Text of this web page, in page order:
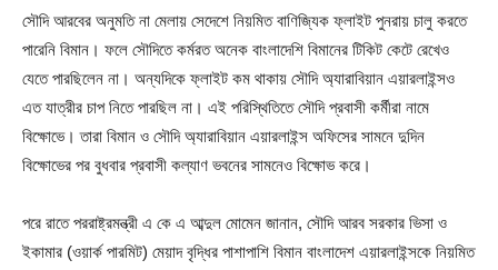
সৌদি আরবের অনুমতি না মেলায় সেদেশে নিয়মিত বাণিজ্যিক ফ্লাইট পুনরায় চালু করতে
পারেনি বিমান। ফলে সৌদিতে কর্মরত অনেক বাংলাদেশি বিমানের টিকিট কেটে রেখেও
যেতে পারছিলেন না। অন্যদিকে ফ্লাইট কম থাকায় সৌদি অ্যারাবিয়ান এয়ারলাইন্সও
এত যাত্রীর চাপ নিতে পারছিল না। এই পরিস্থিতিতে সৌদি প্রবাসী কর্মীরা নামে
বিক্ষোভে। তারা বিমান ও সৌদি অ্যারাবিয়ান এয়ারলাইন্স অফিসের সামনে দুদিন
বিক্ষোভের পর বুধবার প্রবাসী কল্যাণ ভবনের সামনেও বিক্ষোভ করে।
পরে রাতে পররাষ্ট্রমন্ত্রী এ কে এ আব্দুল মোমেন জানান, সৌদি আরব সরকার ভিসা ও
ইকামার (ওয়ার্ক পারমিট) মেয়াদ বৃদ্ধির পাশাপাশি বিমান বাংলাদেশ এয়ারলাইন্সকে নিয়মিত